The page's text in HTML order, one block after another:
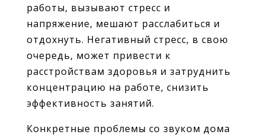
работы, вызывают стресс и
напряжение, мешают расслабиться и
отдохнуть. Негативный стресс, в свою
очередь, может привести к
расстройствам здоровья и затруднить
концентрацию на работе, снизить
эффективность занятий.
Конкретные проблемы со звуком дома